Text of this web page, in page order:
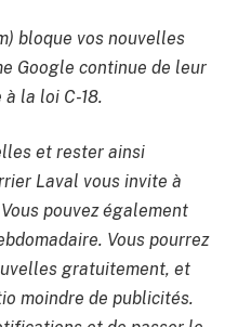
bloque vos nouvelles
Google continue de leur
la loi C-18.
et rester ainsi
Laval vous invite à
pouvez également
Vous pourrez
gratuitement, et
moindre de publicités.